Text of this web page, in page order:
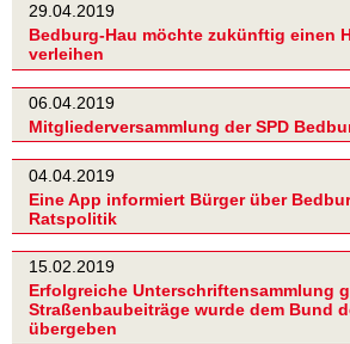
29.04.2019
Bedburg-Hau möchte zukünftig einen
verleihen
06.04.2019
Mitgliederversammlung der SPD
04.04.2019
Eine App informiert Bürger über
Ratspolitik
15.02.2019
Erfolgreiche Unterschriftensammlung
Straßenbaubeiträge wurde dem Bund
übergeben